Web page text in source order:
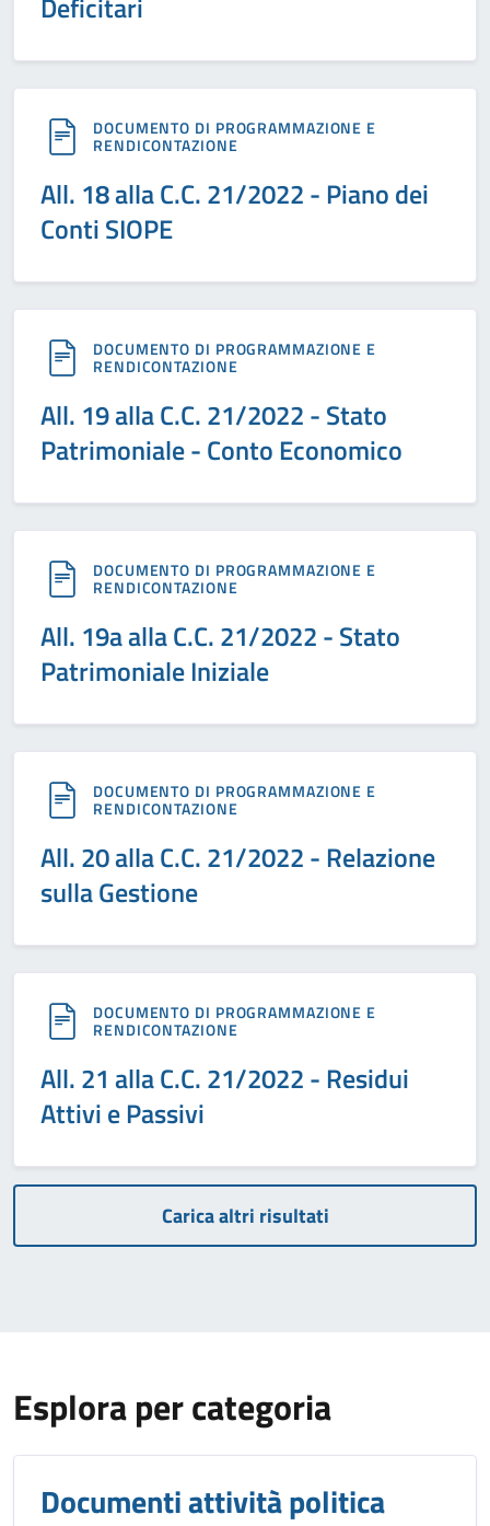
DOCUMENTO DI PROGRAMMAZIONE E
RENDICONTAZIONE
All. 18 alla C.C. 21/2022 - Piano dei
Conti SIOPE
DOCUMENTO DI PROGRAMMAZIONE E
RENDICONTAZIONE
All. 19 alla C.C. 21/2022 - Stato
Patrimoniale - Conto Economico
DOCUMENTO DI PROGRAMMAZIONE E
RENDICONTAZIONE
All. 19a alla C.C. 21/2022 - Stato
Patrimoniale Iniziale
DOCUMENTO DI PROGRAMMAZIONE E
RENDICONTAZIONE
All. 20 alla C.C. 21/2022 - Relazione
sulla Gestione
DOCUMENTO DI PROGRAMMAZIONE E
RENDICONTAZIONE
All. 21 alla C.C. 21/2022 - Residui
Attivi e Passivi
Carica altri risultati
Esplora per categoria
Documenti attività politica